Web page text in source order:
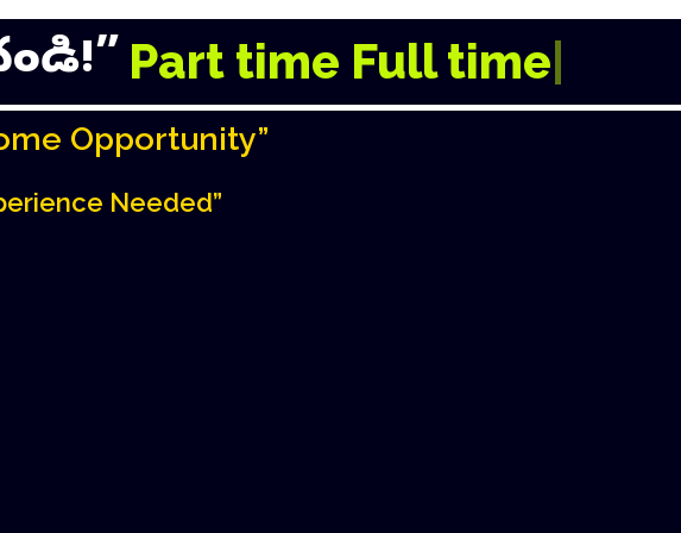
Part time Full time
Opportunity”
Needed”